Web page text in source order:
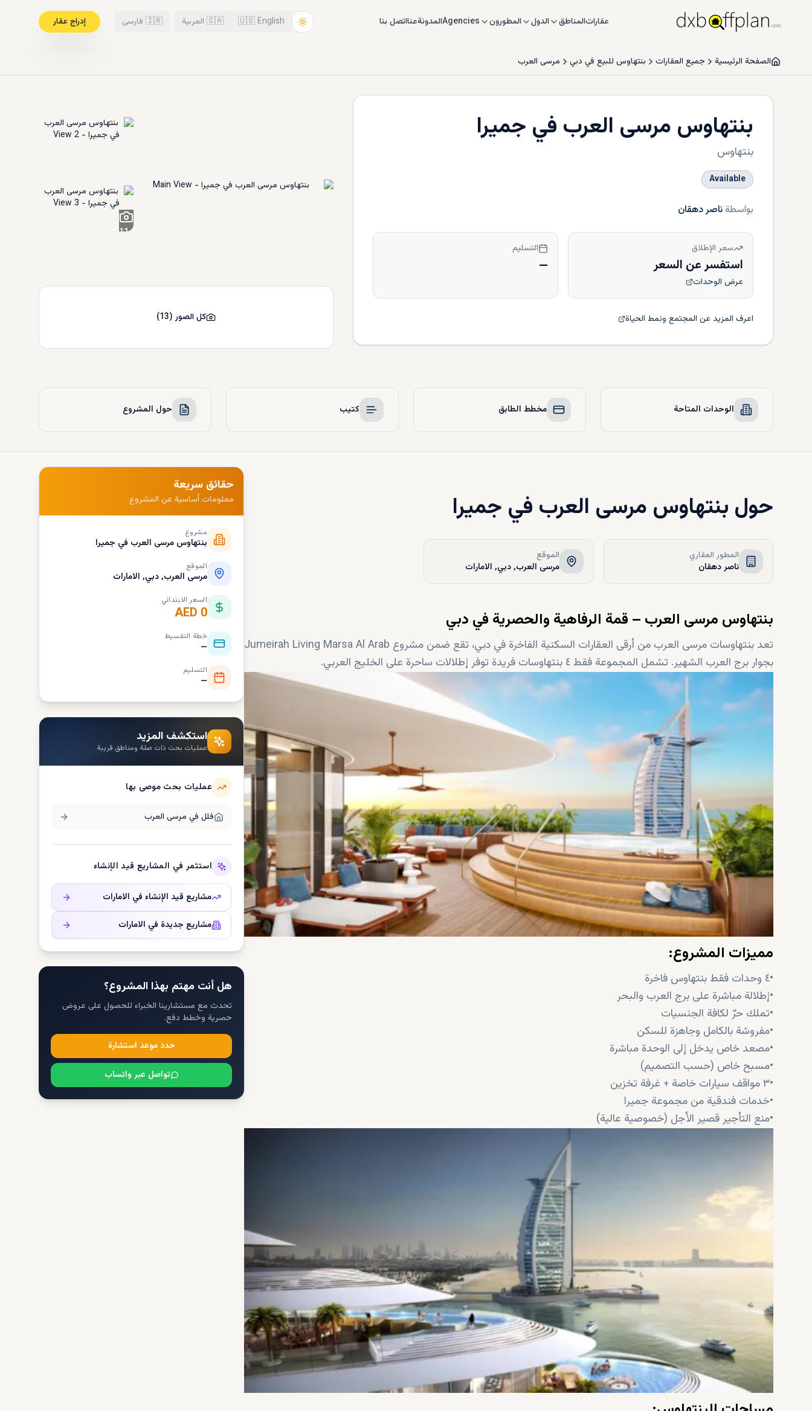
عقاراتالمناطق الدول المطورون Agenciesالمدونةعنااتصل بنا 🇺🇸 English
🇸🇦 العربية 🇮🇷 فارسی إدراج عقار
الصفحة الرئيسية جميع العقارات بنتهاوس للبيع في دبي مرسى العرب
بنتهاوس مرسى العرب في جميرا
بنتهاوس
Available
بواسطةناصر دهقان
سعر الإطلاق
استفسر عن السعر
عرض الوحدات
التسليم
—
اعرف المزيد عن المجتمع ونمط الحياة
+
11
كل الصور(
13
)
الوحدات المتاحة مخطط الطابق كتيب حول المشروع
حول بنتهاوس مرسى العرب في جميرا
المطور العقاري
ناصر دهقان
الموقع
مرسى العرب, دبي, الامارات
بنتهاوس مرسى العرب – قمة الرفاهية والحصرية في دبي
تعد بنتهاوسات مرسى العرب من أرقى العقارات السكنية الفاخرة في دبي، تقع ضمن مشروع Jumeirah Living Marsa Al Arab
بجوار برج العرب الشهير. تشمل المجموعة فقط ٤ بنتهاوسات فريدة توفر إطلالات ساحرة على الخليج العربي.
مميزات المشروع:
•٤ وحدات فقط بنتهاوس فاخرة
•إطلالة مباشرة على برج العرب والبحر
•تملك حرّ لكافة الجنسيات
•مفروشة بالكامل وجاهزة للسكن
•مصعد خاص يدخل إلى الوحدة مباشرة
•مسبح خاص (حسب التصميم)
•٣ مواقف سيارات خاصة + غرفة تخزين
•خدمات فندقية من مجموعة جميرا
•منع التأجير قصير الأجل (خصوصية عالية)
حقائق سريعة
معلومات أساسية عن المشروع
مشروع
بنتهاوس مرسى العرب في جميرا
الموقع
مرسى العرب, دبي, الامارات
السعر الابتدائي
AED 0
خطة التقسيط
—
التسليم
—
استكشف المزيد
عمليات بحث ذات صلة ومناطق قريبة
عمليات بحث موصى بها
فلل في مرسى العرب
استثمر في المشاريع قيد الإنشاء
مشاريع قيد الإنشاء في الامارات
مشاريع جديدة في الامارات
هل أنت مهتم بهذا المشروع؟
تحدث مع مستشارينا الخبراء للحصول على عروض
حصرية وخطط دفع.
حدد موعد استشارة
تواصل عبر واتساب